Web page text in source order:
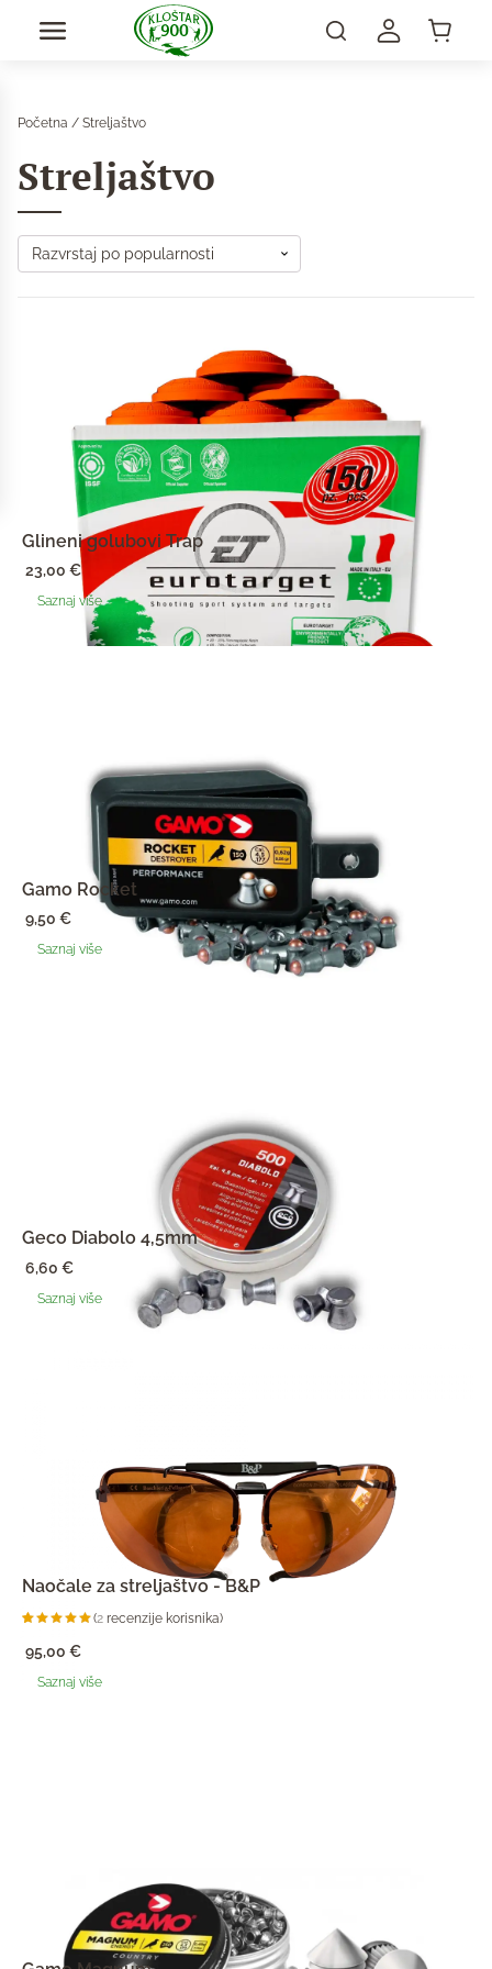
Početna / Streljaštvo
Streljaštvo
Glineni golubovi Trap
23,00€
Saznaj više
Gamo Rocket
9,50€
Saznaj više
Geco Diabolo 4,5mm
6,60€
Saznaj više
Naočale za streljaštvo - B&P
5.00od
korisnika)
(2 recenzije korisnika)
95,00€
Saznaj više